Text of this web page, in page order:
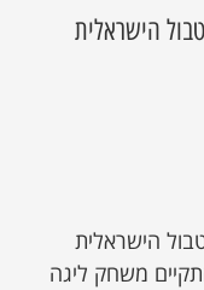
הישראלית
הישראלית
משחק ליגה